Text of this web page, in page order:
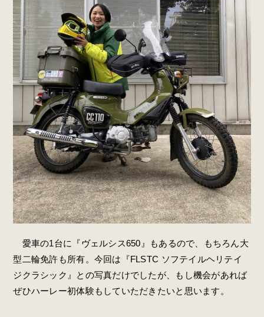
愛車の1台に『ヴェルシス650』もあるので、もちろん大
型二輪免許も所有。今回は『FLSTC ソフテイルヘリテイ
ジクラシック』との写真だけでしたが、もし機会があれば
ぜひハーレー初体験もしていただきたいと思います。